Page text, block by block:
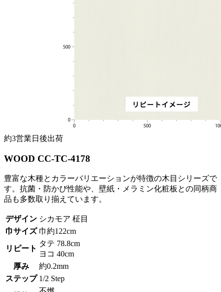
約3営業日後出荷
WOOD CC-TC-4178
豊富な木種とカラーバリエーションが特徴の木目シリーズで
す。抗菌・防かび性能や、壁紙・メラミン化粧板との同柄商
品も多数取り揃えています。
デザイン シカモア 柾目
巾サイズ 巾約122cm
リピート
タテ 78.8cm
ヨコ 40cm
厚み
約0.2mm
ステップ 1/2 Step